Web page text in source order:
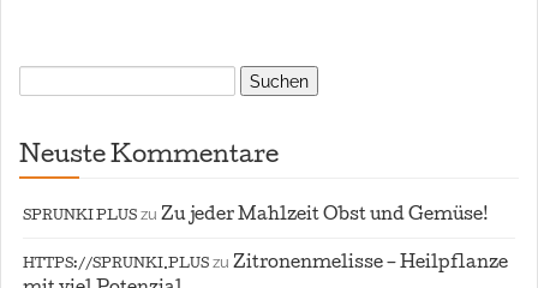
Suchen
nach:
Neuste Kommentare
SPRUNKI PLUS zu Zu jeder Mahlzeit Obst und Gemüse!
HTTPS://SPRUNKI.PLUS zu Zitronenmelisse – Heilpflanze